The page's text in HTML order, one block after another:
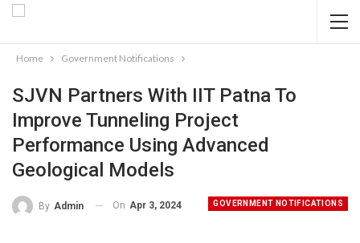
Home Government Notifications
SJVN Partners With IIT Patna To
Improve Tunneling Project
Performance Using Advanced
Geological Models
GOVERNMENT NOTIFICATIONS
By Admin On Apr 3, 2024